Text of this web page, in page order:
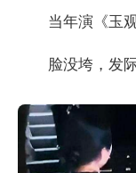
当年演《玉
脸没垮，发